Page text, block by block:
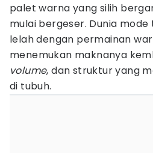
palet warna yang silih
mulai bergeser. Dunia
lelah dengan permainan
menemukan maknanya
volume, dan struktur yang
di tubuh.